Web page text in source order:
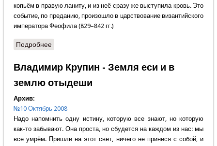
копьём в правую ланиту, и из неё сразу же выступила кровь. Это
событие, по преданию, произошло в царствование византийского
императора Феофила (829–842 гг.)
Подробнеео Олег Байда - Иконоборцы
Владимир Крупин - Земля еси и в
землю отыдеши
Архив:
№10 Октябрь 2008
Надо напомнить одну истину, которую все знают, но которую
как-то забывают. Она проста, но сбудется на каждом из нас: мы
все умрём. Пришли на этот свет, ничего не принеся с собой, и